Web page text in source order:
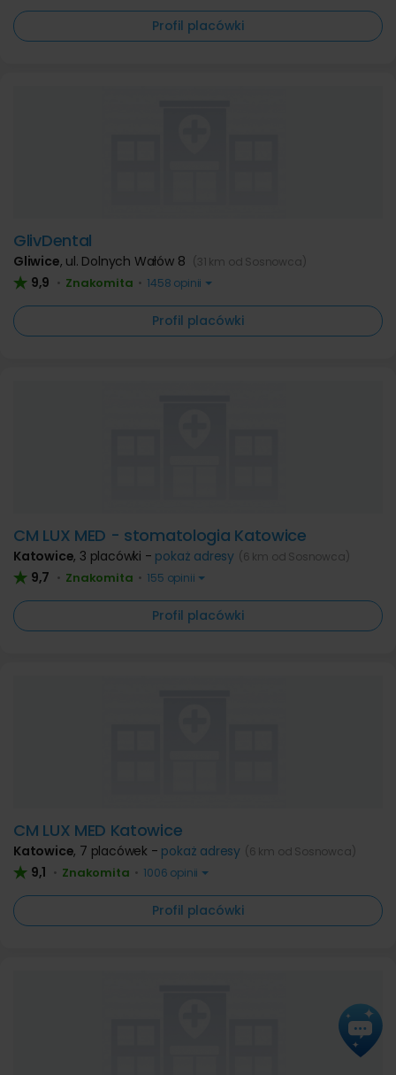
Profil placówki
GlivDental
Gliwice, ul. Dolnych Wałów 8 (31 km od Sosnowca)
9,9 • Znakomita • 1458 opinii
Profil placówki
CM LUX MED - stomatologia Katowice
Katowice,3 placówki - pokaż adresy (6 km od Sosnowca)
9,7 • Znakomita • 155 opinii
Profil placówki
CM LUX MED Katowice
Katowice, 7 placówek - pokaż adresy (6 km od Sosnowca)
9,1 • Znakomita • 1006 opinii
Profil placówki